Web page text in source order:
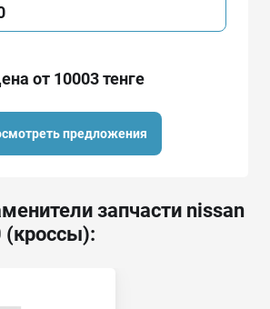
от 10003 тенге
предложения
запчасти nissan